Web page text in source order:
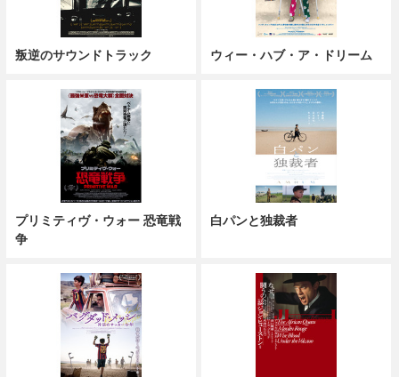
叛逆のサウンドトラック ウィー・ハブ・ア・ドリーム
プリミティヴ・ウォー 恐竜戦
争
白パンと独裁者